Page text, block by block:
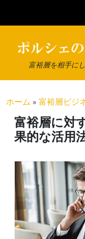
content
富裕層を相手に
ホーム » 富裕層ビジ
富裕層に対
果的な活用